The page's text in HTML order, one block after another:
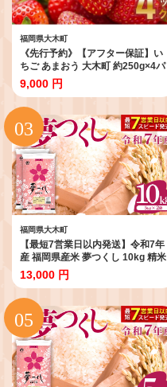
福岡県大木町
《先行予約》【アフター保証】い
ちご あまおう 大木町 約250g×4パ
ック 合計1000g 【2027年1月～3
月に順次出荷予定】 CB223
9,000 円
福岡県大木町
【最短7営業日以内発送】令和7年
産 福岡県産米 夢つくし 10kg 精米
※北海道・沖縄・離島は配送不可
CY009_01
13,000 円